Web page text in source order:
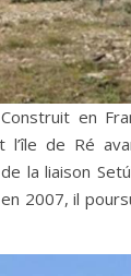
en
l’île de Ré
la liaison
2007, il